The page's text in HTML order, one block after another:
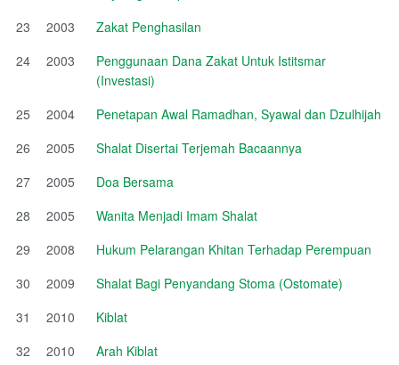
23
2003
Zakat Penghasilan
24
2003
Penggunaan Dana Zakat Untuk Istitsmar
(Investasi)
25
2004
Penetapan Awal Ramadhan, Syawal dan Dzulhijah
26
2005
Shalat Disertai Terjemah Bacaannya
27
2005
Doa Bersama
28
2005
Wanita Menjadi Imam Shalat
29
2008
Hukum Pelarangan Khitan Terhadap Perempuan
30
2009
Shalat Bagi Penyandang Stoma (Ostomate)
31
2010
Kiblat
32
2010 Arah Kiblat